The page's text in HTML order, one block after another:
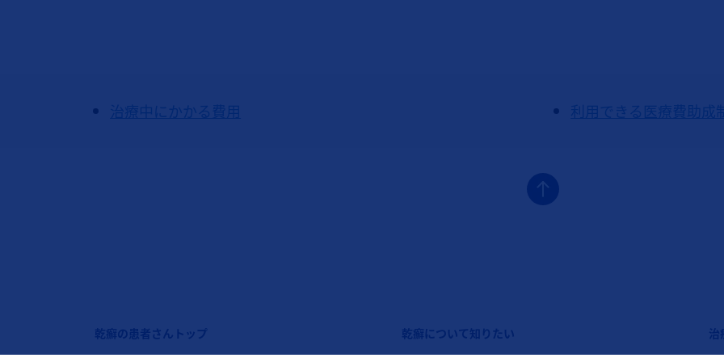
治療中にかかる費用 利用できる医療費助成
乾癬の患者さんトップ 乾癬について知りたい 治